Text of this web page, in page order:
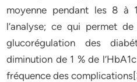
moyenne pendant les 8 à
l’analyse; ce qui permet
glucorégulation des
diminution de 1 % de
fréquence des